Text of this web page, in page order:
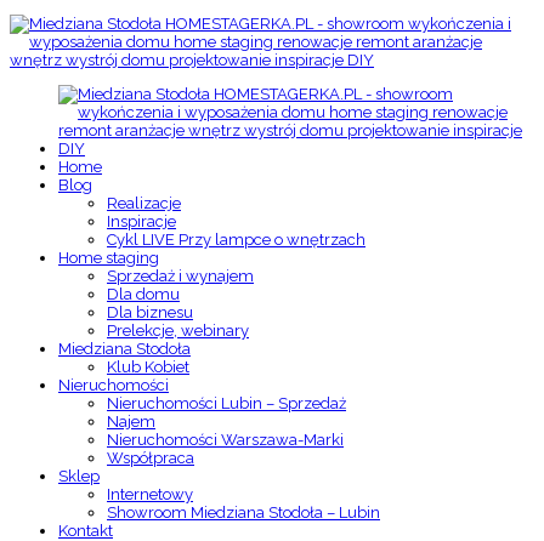
Home
Blog
Realizacje
Inspiracje
Cykl LIVE Przy lampce o wnętrzach
Home staging
Sprzedaż i wynajem
Dla domu
Dla biznesu
Prelekcje, webinary
Miedziana Stodoła
Klub Kobiet
Nieruchomości
Nieruchomości Lubin – Sprzedaż
Najem
Nieruchomości Warszawa-Marki
Współpraca
Sklep
Internetowy
Showroom Miedziana Stodoła – Lubin
Kontakt